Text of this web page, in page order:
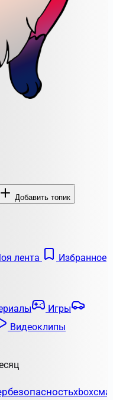
Добавить топик
лента
Избранное
Игры
Видеоклипы
xbox